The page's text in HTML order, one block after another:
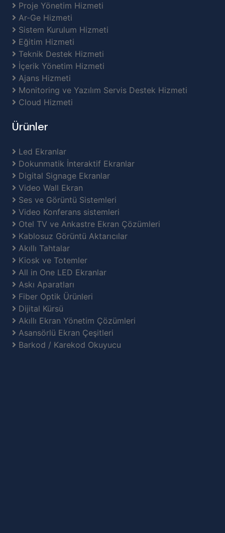
Proje Yönetim Hizmeti
Ar-Ge Hizmeti
Sistem Kurulum Hizmeti
Eğitim Hizmeti
Teknik Destek Hizmeti
İçerik Yönetim Hizmeti
Ajans Hizmeti
Monitoring ve Yazılım Servis Destek Hizmeti
Cloud Hizmeti
Ürünler
Led Ekranlar
Dokunmatik İnteraktif Ekranlar
Digital Signage Ekranlar
Video Wall Ekran
Ses ve Görüntü Sistemleri
Video Konferans sistemleri
Otel TV ve Ankastre Ekran Çözümleri
Kablosuz Görüntü Aktarıcılar
Akıllı Tahtalar
Kiosk ve Totemler
All in One LED Ekranlar
Askı Aparatları
Fiber Optik Ürünleri
Dijital Kürsü
Akıllı Ekran Yönetim Çözümleri
Asansörlü Ekran Çeşitleri
Barkod / Karekod Okuyucu